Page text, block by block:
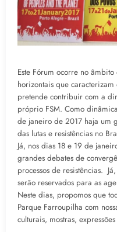
Este Fórum ocorre no
horizontais que
pretende contribuir com a
próprio FSM. Como
de janeiro de 2017 haja um
das lutas e resistências no
Já, nos dias 18 e 19 de
grandes debates de
processos de resistências.
serão reservados para as
Neste dias, propomos que
Parque Farroupilha com
culturais, mostras,